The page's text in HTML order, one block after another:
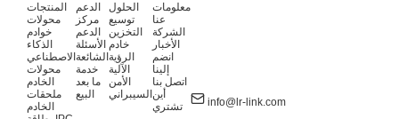
المنتجات
محولات
خوادم
الذكاء
الاصطناعي
محولات
الخادم
ملحقات
الخادم
الدعم
مركز
الدعم
الأسئلة
الشائعة
خدمة
ما بعد
البيع
الحلول
توسيع
التخزين
خادم
الرؤية
الآلية
الأمن
السيبراني
معلومات
عنا
الشركة
الأخبار
انضم
إلينا
اتصل بنا
أين
تشتري
info@lr-link.com